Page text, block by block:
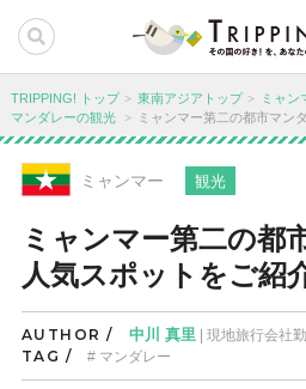
TRIPPING! トップ 東南アジアトップ ミャン
マンダレーの観光
ミャンマー第二の都市マン
ミャンマー 観光
ミャンマー第二の都
人気スポットをご紹
AUTHOR / 中川 真里| 現地旅行会社
TAG / マンダレー